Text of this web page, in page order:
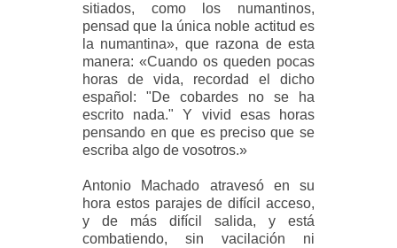
sitiados, como los numantinos,
pensad que la única noble actitud es
la numantina», que razona de esta
manera: «Cuando os queden pocas
horas de vida, recordad el dicho
español: "De cobardes no se ha
escrito nada." Y vivid esas horas
pensando en que es preciso que se
escriba algo de vosotros.»
Antonio Machado atravesó en su
hora estos parajes de difícil acceso,
y de más difícil salida, y está
combatiendo, sin vacilación ni